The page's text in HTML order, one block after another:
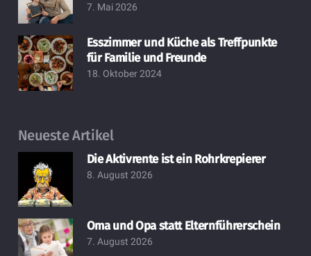
7. Mai 2026
Esszimmer und Küche als Treffpunkte
für Familie und Freunde
18. Oktober 2024
Neueste Artikel
Die Aktivrente ist ein Rohrkrepierer
8. August 2026
Oma und Opa statt Elternführerschein
7. August 2026